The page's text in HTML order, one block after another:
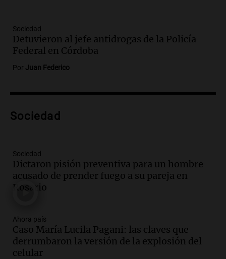
dólares para infraestructura a través del
Proyecto Vicuña de minería
Noticias
Audio.Fuego en Córdoba: bomberos
Yacanto
Episodios
la ley de tierras
Noticias
Episodios
Audio.
tierras por falta de votos
Noticias
Episodios
Audio.
Sociedad
Detuvieron al jefe antidrogas de la Policía
Federal en Córdoba
Por Juan Federico
Sociedad
Sociedad
Dictaron pisión preventiva para un hombre
acusado de prender fuego a su pareja en
Rosario
Ahora país
Caso María Lucila Pagani: las claves que
derrumbaron la versión de la explosión del
celular